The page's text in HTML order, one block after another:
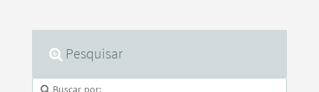
Pesquisar